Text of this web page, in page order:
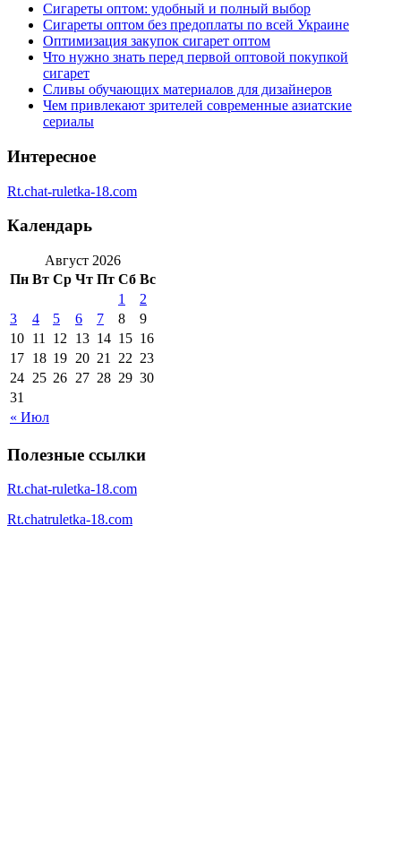
Сигареты оптом: удобный и полный выбор
Сигареты оптом без предоплаты по всей Украине
Оптимизация закупок сигарет оптом
Что нужно знать перед первой оптовой покупкой
сигарет
Сливы обучающих материалов для дизайнеров
Чем привлекают зрителей современные азиатские
сериалы
Интересное
Rt.chat-ruletka-18.com
Календарь
Август 2026
Пн Вт Ср Чт Пт Сб Вс
« Июл
1
2
3
4 5 6 7 8
9
10 11 12 13 14 15 16
17 18 19 20 21 22 23
24 25 26 27 28 29 30
31
Полезные ссылки
Rt.chat-ruletka-18.com
Rt.chatruletka-18.com